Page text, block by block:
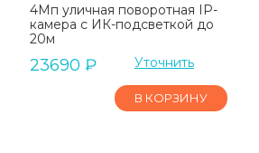
4Мп уличная поворотная IP-
камера c ИК-подсветкой до
20м
23690 ₽ Уточнить
В КОРЗИНУ